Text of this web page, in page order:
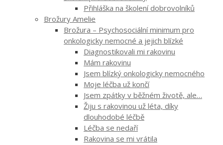
Přihláška na školení dobrovolníků
Brožury Amelie
Brožura – Psychosociální minimum pro
onkologicky nemocné a jejich blízké
Diagnostikovali mi rakovinu
Mám rakovinu
Jsem blízký onkologicky nemocného
Moje léčba už končí
Jsem zpátky v běžném životě, ale…
Žiju s rakovinou už léta, díky
dlouhodobé léčbě
Léčba se nedaří
Rakovina se mi vrátila